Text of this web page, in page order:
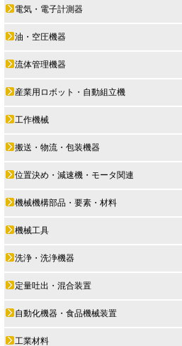
電気・電子計測器
油・空圧機器
流体管理機器
産業用ロボット・自動組立機
工作機械
搬送・物流・包装機器
位置決め・減速機・モータ関連
機械機構部品・要素・材料
機械工具
洗浄・洗浄機器
定量吐出・混合装置
自動化機器・食品機械装置
工業材料